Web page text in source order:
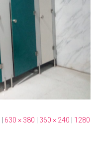
| 630 × 380 | 360 × 240 | 1280